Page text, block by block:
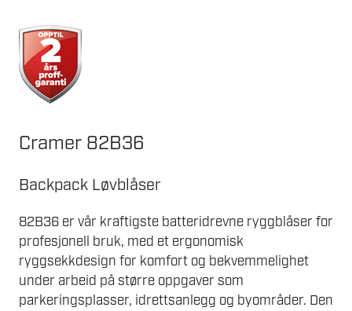
Cramer 82B36
Backpack Løvblåser
82B36 er vår kraftigste batteridrevne ryggblåser for
profesjonell bruk, med et ergonomisk
ryggsekkdesign for komfort og bekvemmelighet
under arbeid på større oppgaver som
parkeringsplasser, idrettsanlegg og byområder. Den